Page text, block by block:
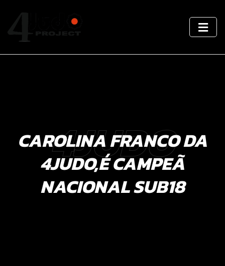
4JUDO
CAROLINA FRANCO DA
4JUDO,É CAMPEÃ
NACIONAL SUB18